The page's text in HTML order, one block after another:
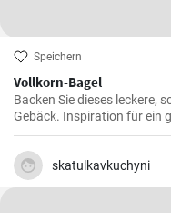
Speichern
Vollkorn-Bagel
Backen Sie dieses leckere,
Gebäck. Inspiration für ein
man nie genug haben.
skatulkavkuchyni